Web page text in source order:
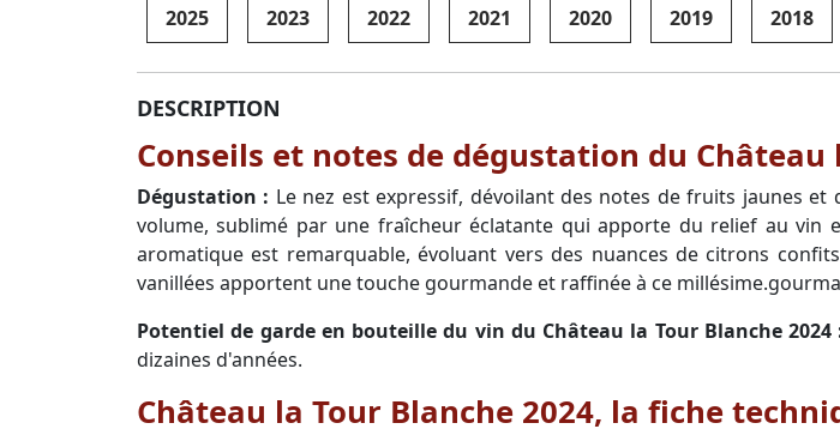
2025 2023 2022 2021 2020 2019 2018
DESCRIPTION
Conseils et notes de dégustation du Château
Dégustation : Le nez est expressif, dévoilant des notes de fruits jaunes et
volume, sublimé par une fraîcheur éclatante qui apporte du relief au vin
aromatique est remarquable, évoluant vers des nuances de citrons
vanillées apportent une touche gourmande et raffinée à ce
Potentiel de garde en bouteille du vin du Château la Tour Blanche 2024
dizaines d'années.
Château la Tour Blanche 2024, la fiche